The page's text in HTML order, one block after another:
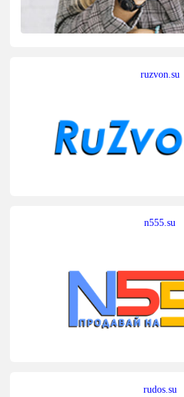
ruzvon.su
n555.su
rudos.su